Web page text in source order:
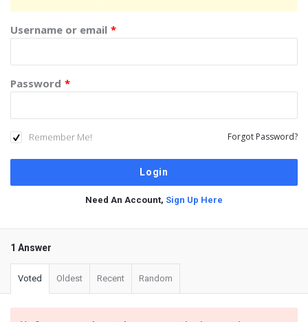
Username or email *
Password *
Remember Me! Forgot Password?
Need An Account, Sign Up Here
1 Answer
Voted Oldest Recent Random